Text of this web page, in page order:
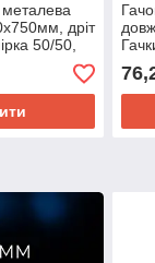
металева
дріт
50/50,